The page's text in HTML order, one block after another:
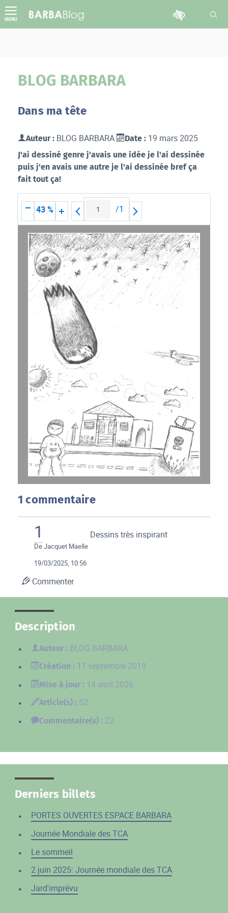
Aller
au
contenu
Outils
MENU
BLOG BARBARA
Dans ma tête
Auteur : BLOG BARBARA Date : 19 mars 2025
J'ai dessiné genre j'avais une idée je l'ai dessinée
puis j'en avais une autre je l'ai dessinée bref ça
fait tout ça!
43 % /1
1 commentaire
1
DeJacquet Maelle
19/03/2025, 10:56
Dessins très inspirant
Commenter
Description
Auteur : BLOG BARBARA
Création : 11 septembre 2019
Mise à jour : 14 avril 2026
Article(s) : 52
Commentaire(s) : 22
Derniers billets
PORTES OUVERTES ESPACE BARBARA
Journée Mondiale des TCA
Le sommeil
2 juin 2025: Journée mondiale des TCA
Jard'imprévu